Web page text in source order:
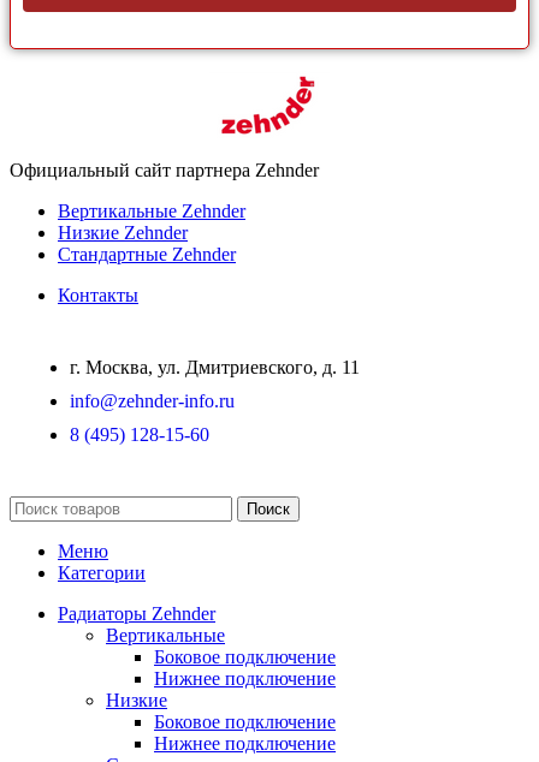
Официальный сайт партнера Zehnder
Вертикальные Zehnder
Низкие Zehnder
Стандартные Zehnder
Контакты
г. Москва, ул. Дмитриевского, д. 11
info@zehnder-info.ru
8 (495) 128-15-60
Поиск
Меню
Категории
Радиаторы Zehnder
Вертикальные
Боковое подключение
Нижнее подключение
Низкие
Боковое подключение
Нижнее подключение